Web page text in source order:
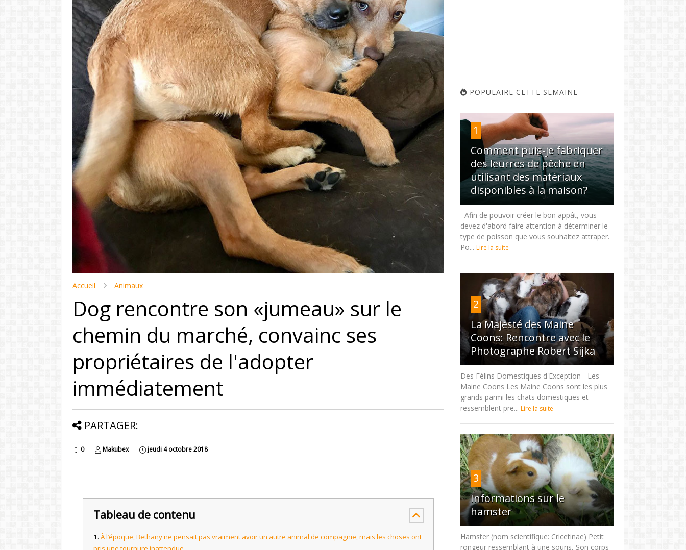
Accueil Animaux
Dog rencontre son «jumeau» sur le
chemin du marché, convainc ses
propriétaires de l'adopter
immédiatement
PARTAGER:
0 Makubex jeudi 4 octobre 2018
Tableau de contenu
À l’époque, Bethany ne pensait pas vraiment avoir un autre animal de compagnie, mais les choses ont
POPULAIRE CETTE SEMAINE
1
Comment puis-je fabriquer
des leurres de pêche en
utilisant des matériaux
disponibles à la maison?
Afin de pouvoir créer le bon appât, vous
devez d'abord faire attention à déterminer le
type de poisson que vous souhaitez attraper.
Po... Lire la suite
2
La Majesté des Maine
Coons: Rencontre avec le
Photographe Robert Sijka
Des Félins Domestiques d'Exception - Les
Maine Coons Les Maine Coons sont les plus
grands parmi les chats domestiques et
ressemblent pre... Lire la suite
3
Informations sur le
hamster
Hamster (nom scientifique: Cricetinae) Petit
rongeur ressemblant à une souris, Son corps